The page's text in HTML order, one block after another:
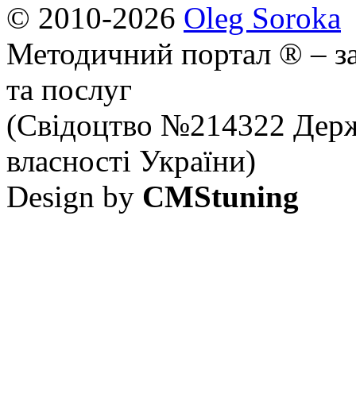
© 2010-2026 Oleg Soroka
Методичний портал ® –
та послуг
(Свідоцтво №214322
власності України)
Design by CMStuning